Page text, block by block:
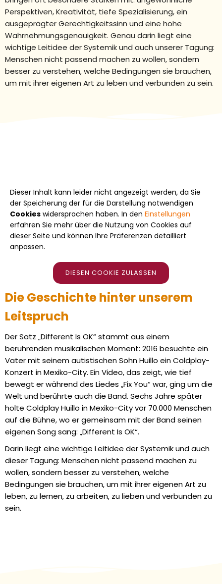
Perspektiven, Kreativität, tiefe Spezialisierung, ein
ausgeprägter Gerechtigkeitssinn und eine hohe
Wahrnehmungsgenauigkeit. Genau darin liegt eine
wichtige Leitidee der Systemik und auch unserer Tagung:
Menschen nicht passend machen zu wollen, sondern
besser zu verstehen, welche Bedingungen sie brauchen,
um mit ihrer eigenen Art zu leben und verbunden zu sein.
Dieser Inhalt kann leider nicht angezeigt werden, da Sie
der Speicherung der für die Darstellung notwendigen
Cookies widersprochen haben. In den Einstellungen
erfahren Sie mehr über die Nutzung von Cookies auf
dieser Seite und können Ihre Präferenzen detailliert
anpassen.
DIESEN COOKIE ZULASSEN
Die Geschichte hinter unserem
Leitspruch
Der Satz „Different Is OK“ stammt aus einem
berührenden musikalischen Moment: 2016 besuchte ein
Vater mit seinem autistischen Sohn Huillo ein Coldplay-
Konzert in Mexiko-City. Ein Video, das zeigt, wie tief
bewegt er während des Liedes „Fix You“ war, ging um die
Welt und berührte auch die Band. Sechs Jahre später
holte Coldplay Huillo in Mexiko-City vor 70.000 Menschen
auf die Bühne, wo er gemeinsam mit der Band seinen
eigenen Song sang: „Different Is OK“.
Darin liegt eine wichtige Leitidee der Systemik und auch
dieser Tagung: Menschen nicht passend machen zu
wollen, sondern besser zu verstehen, welche
Bedingungen sie brauchen, um mit ihrer eigenen Art zu
leben, zu lernen, zu arbeiten, zu lieben und verbunden zu
sein.